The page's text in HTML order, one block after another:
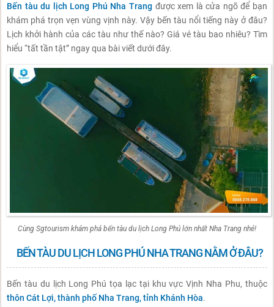
Bến tàu du lịch Long Phú Nha Trang được xem là cửa ngõ để bạn
khám phá trọn vẹn vùng vịnh này. Vậy bến tàu nổi tiếng này ở đâu?
Lịch khởi hành của các tàu như thế nào? Giá vé tàu bao nhiêu? Tìm
hiểu “tất tần tật” ngay qua bài viết dưới đây.
Cùng Sgtourism khám phá bến tàu du lịch Long Phú lớn nhất Nha Trang nhé!
BẾN TÀU DU LỊCH LONG PHÚ NHA TRANG NẰM Ở ĐÂU?
Bến tàu du lịch Long Phú tọa lạc tại khu vực Vịnh Nha Phu, thuộc
thôn Cát Lợi, thành phố Nha Trang, tỉnh Khánh Hòa.